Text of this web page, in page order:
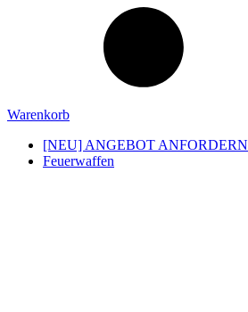
Warenkorb
[NEU] ANGEBOT ANFORDERN
Feuerwaffen